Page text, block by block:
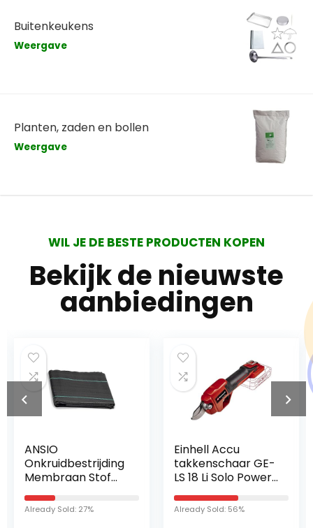
Buitenkeukens
Weergave
Planten, zaden en bollen
Weergave
WIL JE DE BESTE PRODUCTEN KOPEN
Bekijk de nieuwste
aanbiedingen
Stof
27%
Einhell Accu
takkenschaar GE-
LS 18 Li Solo Power
X-Change (18 V, li-
ion, takkendikte
Already Sold: 56%